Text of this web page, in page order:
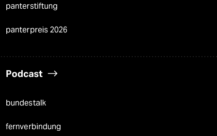
panterstiftung
panterpreis 2026
Podcast
bundestalk
fernverbindung